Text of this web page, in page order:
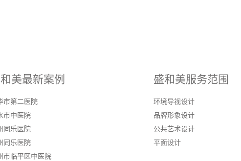
美最新案例
市第二医院
市中医院
同乐医院
同乐医院
市临平区中医院
盛和美服务范围
环境导视设计
品牌形象设计
公共艺术设计
平面设计